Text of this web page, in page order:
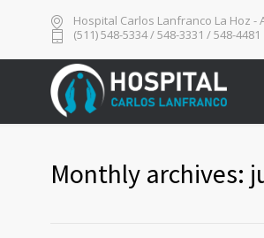
Hospital Carlos Lanfranco La Hoz
(511) 548-5334 / 548-3331 / 548-4481
Monthly archives: